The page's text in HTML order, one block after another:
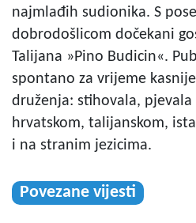
najmlađih sudionika. S
dobrodošlicom dočekani
Talijana »Pino Budicin«.
spontano za vrijeme
druženja: stihovala,
hrvatskom, talijanskom,
i na stranim jezicima.
Povezane vijesti